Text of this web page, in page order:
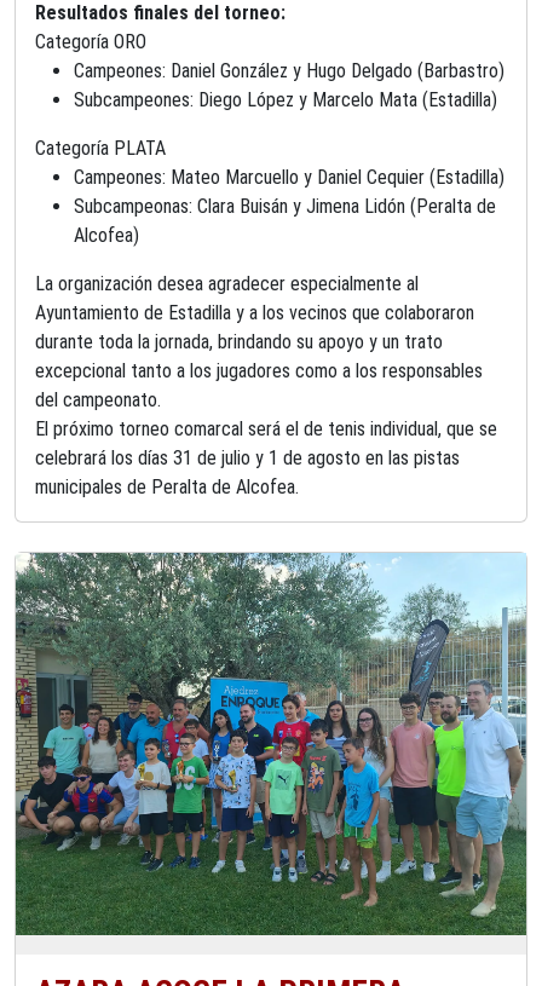
Resultados finales del torneo:
Categoría ORO
Campeones: Daniel González y Hugo Delgado (Barbastro)
Subcampeones: Diego López y Marcelo Mata (Estadilla)
Categoría PLATA
Campeones: Mateo Marcuello y Daniel Cequier (Estadilla)
Subcampeonas: Clara Buisán y Jimena Lidón (Peralta de
Alcofea)
La organización desea agradecer especialmente al
Ayuntamiento de Estadilla y a los vecinos que colaboraron
durante toda la jornada, brindando su apoyo y un trato
excepcional tanto a los jugadores como a los responsables
del campeonato.
El próximo torneo comarcal será el de tenis individual, que se
celebrará los días 31 de julio y 1 de agosto en las pistas
municipales de Peralta de Alcofea.